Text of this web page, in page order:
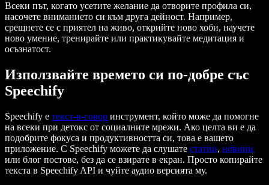
Всеки път, когато усетите желание да отворите профила си,
насочете вниманието си към друга дейност. Например,
срещнете се с приятел на живо, открийте ново хоби, научете
ново умение, тренирайте или практикувайте медитация и
осъзнатост.
Използвайте времето си по-добре със
Speechify
Speechify е текст-в-говор инструмент, който може да помогне
на всеки при детокс от социалните мрежи. Ако целта ви е да
подобрите фокуса и продуктивността си, това е вашето
приложение. С Speechify можете да слушате статии, новини
или блог постове, без да се взирате в екран. Просто копирайте
текста в Speechify API и чуйте аудио версията му.